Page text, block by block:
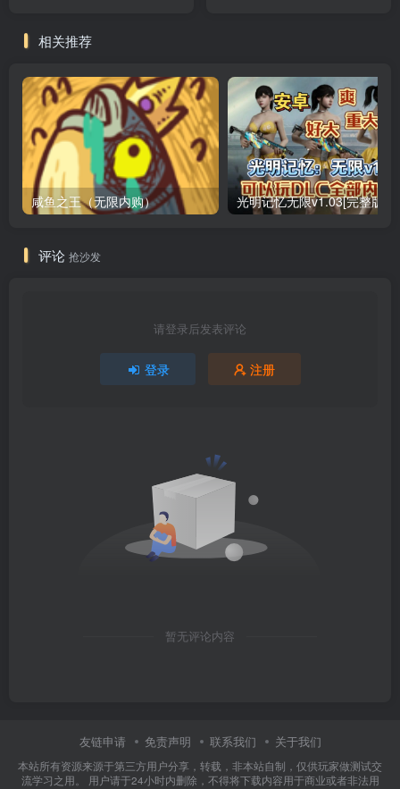
相关推荐
咸鱼之王（无限内购）
评论 抢沙发
请登录后发表评论
登录 注册
暂无评论内容
友链申请 免责声明 联系我们 关于我们
本站所有资源来源于第三方用户分享，转载，非本站自制，仅供玩家做测试交
流学习之用。 用户请于24小时内删除，不得将下载内容用于商业或者非法用